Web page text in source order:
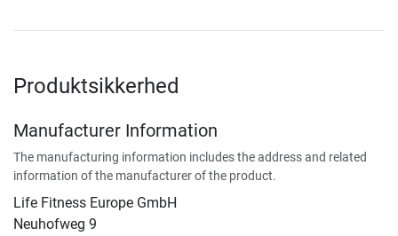
Produktsikkerhed
Manufacturer Information
The manufacturing information includes the address and related
information of the manufacturer of the product.
Life Fitness Europe GmbH
Neuhofweg 9